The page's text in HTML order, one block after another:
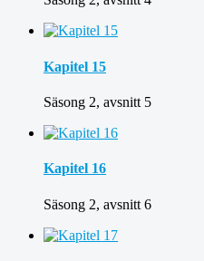
Kapitel 15
Säsong 2, avsnitt 5
Kapitel 16
Säsong 2, avsnitt 6